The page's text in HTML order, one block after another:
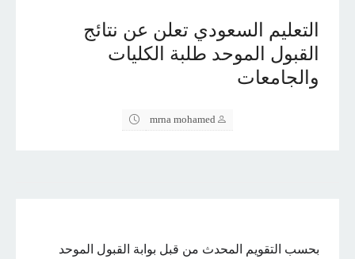
التعليم السعودي تعلن عن نتائج
القبول الموحد طلبة الكليات
والجامعات
mrna mohamed
بحسب التقويم المحدث من قبل بوابة القبول الموحد